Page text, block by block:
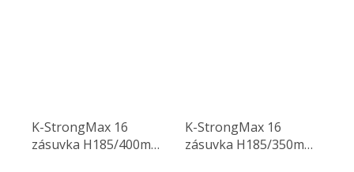
K-StrongMax 16
zásuvka H185/400mm
K-StrongMax 16
zásuvka H185/350mm